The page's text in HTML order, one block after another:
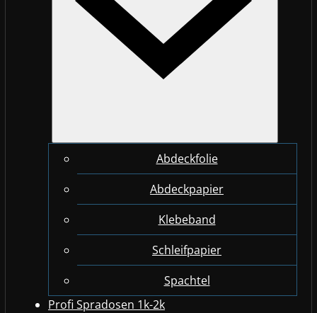
Abdeckfolie
Abdeckpapier
Klebeband
Schleifpapier
Spachtel
Profi Spradosen 1k-2k